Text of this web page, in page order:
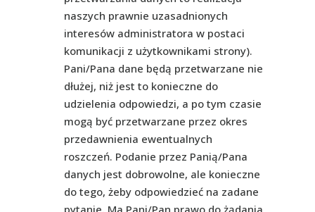
naszych prawnie uzasadnionych
interesów administratora w postaci
komunikacji z użytkownikami strony).
Pani/Pana dane będą przetwarzane nie
dłużej, niż jest to konieczne do
udzielenia odpowiedzi, a po tym czasie
mogą być przetwarzane przez okres
przedawnienia ewentualnych
roszczeń. Podanie przez Panią/Pana
danych jest dobrowolne, ale konieczne
do tego, żeby odpowiedzieć na zadane
pytanie. Ma Pani/Pan prawo do żądania